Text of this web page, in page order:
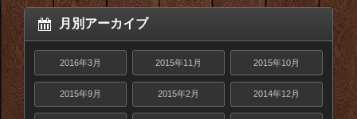
月別アーカイブ
2016年3月 2015年11月 2015年10月
2015年9月 2015年2月 2014年12月